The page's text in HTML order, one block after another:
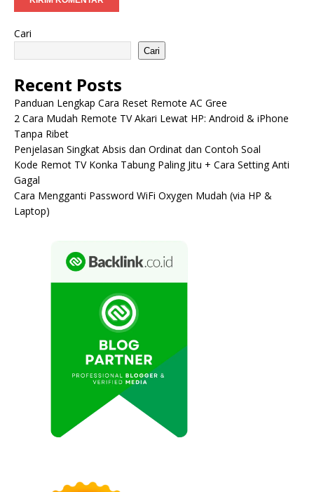
Cari
Cari
Recent Posts
Panduan Lengkap Cara Reset Remote AC Gree
2 Cara Mudah Remote TV Akari Lewat HP: Android & iPhone
Tanpa Ribet
Penjelasan Singkat Absis dan Ordinat dan Contoh Soal
Kode Remot TV Konka Tabung Paling Jitu + Cara Setting Anti
Gagal
Cara Mengganti Password WiFi Oxygen Mudah (via HP &
Laptop)